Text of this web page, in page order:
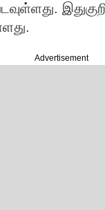
Advertisement